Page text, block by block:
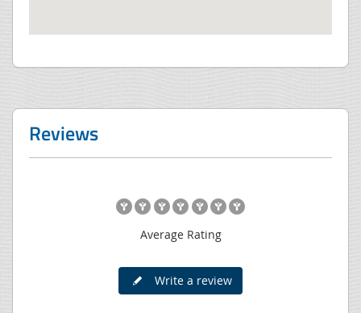
Reviews
Average Rating
Write a review